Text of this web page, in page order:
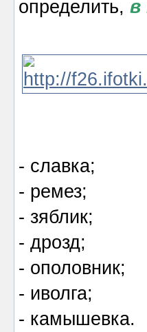
определить, в
- славка;
- ремез;
- зяблик;
- дрозд;
- ополовник;
- иволга;
- камышевка.